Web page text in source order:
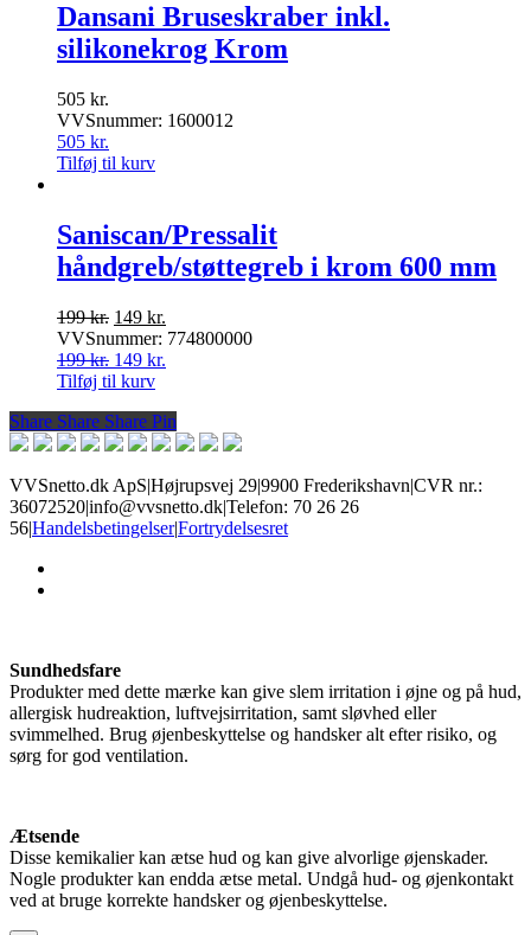
Dansani Bruseskraber inkl.
silikonekrog Krom
505 kr.
VVSnummer: 1600012
505 kr.
Tilføj til kurv
Saniscan/Pressalit
håndgreb/støttegreb i krom 600 mm
199kr. Den
oprindelige
pris
var:
149 kr.
aktuelle
VVSnummer: 774800000
199kr. Den
oprindelige
var:
199 kr..
149 kr.
er:
149 kr..
Tilføj til kurv
Share
Share Share Share Pin
VVSnetto.dk ApS|Højrupsvej 29|9900 Frederikshavn|CVR nr.:
36072520|info@vvsnetto.dk|Telefon: 70 26 26
56|Handelsbetingelser|Fortrydelsesret
Sundhedsfare
Produkter med dette mærke kan give slem irritation i øjne og på hud,
allergisk hudreaktion, luftvejsirritation, samt sløvhed eller
svimmelhed. Brug øjenbeskyttelse og handsker alt efter risiko, og
sørg for god ventilation.
Ætsende
Disse kemikalier kan ætse hud og kan give alvorlige øjenskader.
Nogle produkter kan endda ætse metal. Undgå hud- og øjenkontakt
ved at bruge korrekte handsker og øjenbeskyttelse.